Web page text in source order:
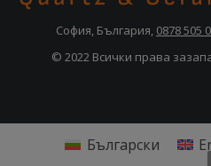
София, България, 0878 505
© 2022 Всички права
Български